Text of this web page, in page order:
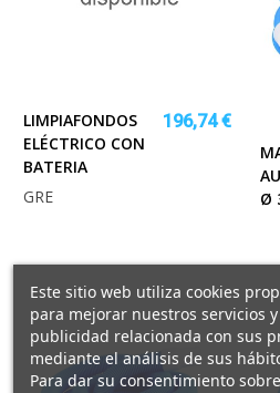
LIMPIAFONDOS
ELÉCTRICO CON
BATERIA
196,74 €
GRE
Ø
Este sitio web utiliza cookies
para mejorar nuestros servicios
publicidad relacionada con sus
mediante el análisis de sus
Para dar su consentimiento